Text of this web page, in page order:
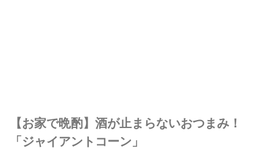
【お家で晩酌】酒が止まらないおつまみ！
「ジャイアントコーン」